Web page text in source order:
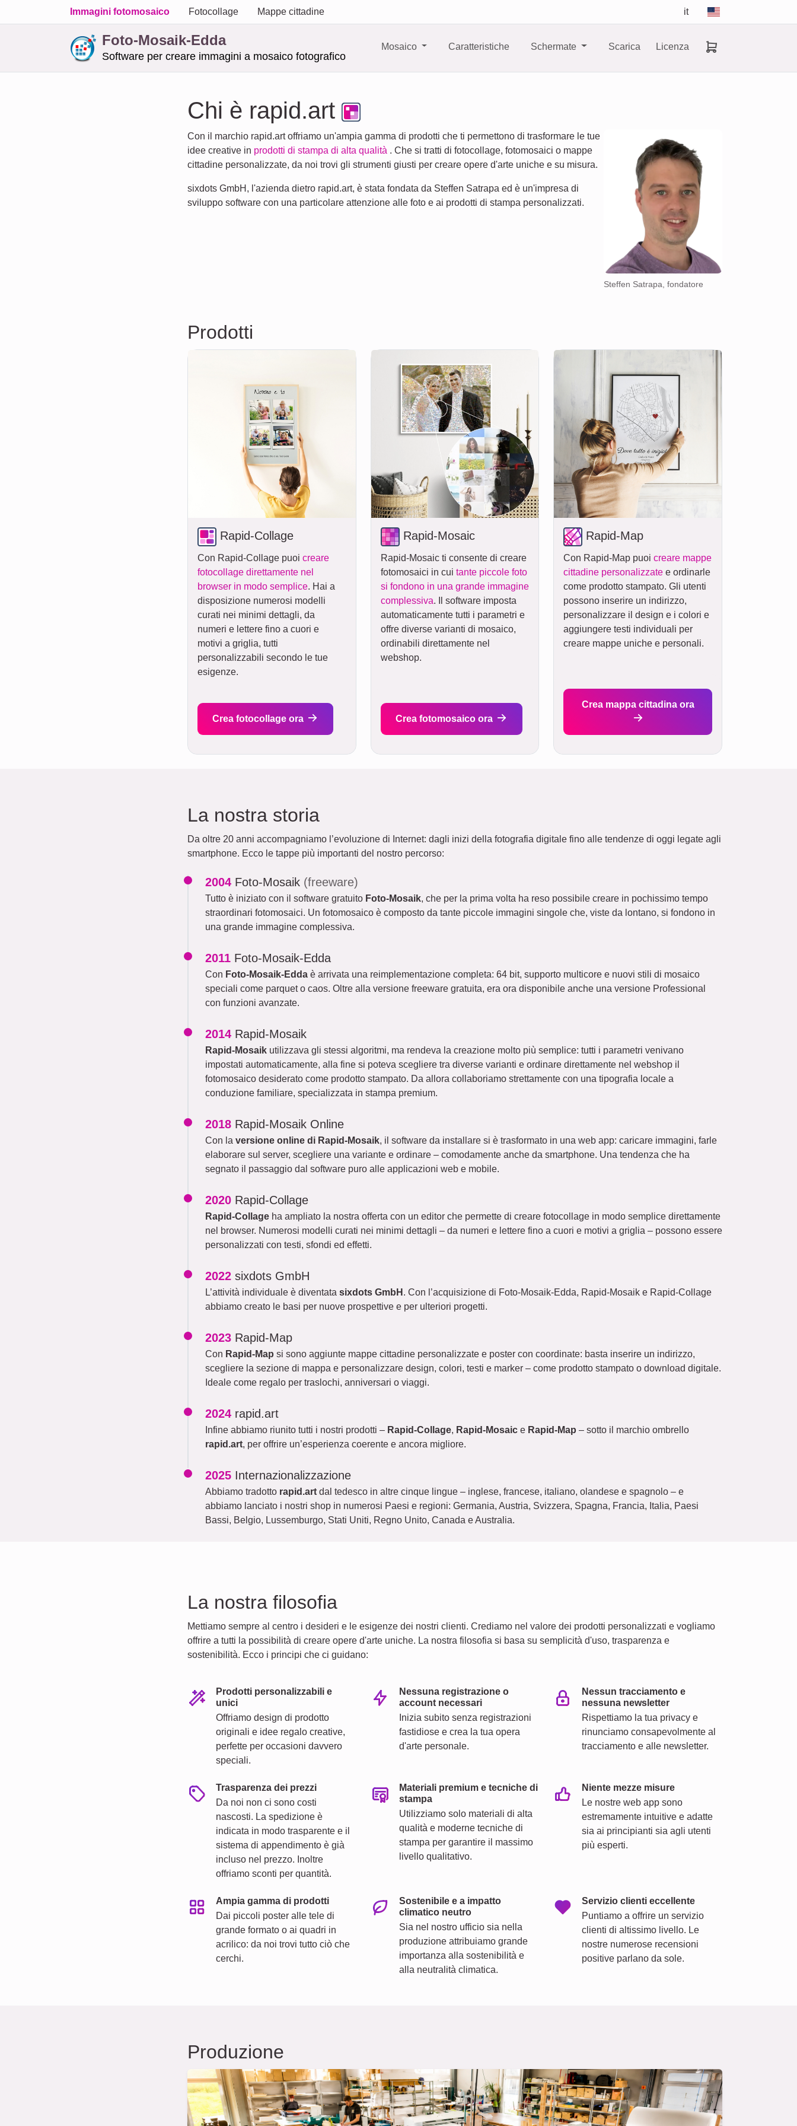
Immagini fotomosaico Fotocollage Mappe cittadine it
Foto-Mosaik-Edda
Software per creare immagini a mosaico fotografico
Mosaico Caratteristiche Schermate Scarica Licenza
Chi è rapid.art
Steffen Satrapa, fondatore
Con il marchio rapid.art offriamo un'ampia gamma di prodotti che ti permettono di trasformare le tue
idee creative in prodotti di stampa di alta qualità . Che si tratti di fotocollage, fotomosaici o mappe
cittadine personalizzate, da noi trovi gli strumenti giusti per creare opere d'arte uniche e su misura.
sixdots GmbH, l'azienda dietro rapid.art, è stata fondata da Steffen Satrapa ed è un'impresa di
sviluppo software con una particolare attenzione alle foto e ai prodotti di stampa personalizzati.
Prodotti
Rapid-Collage
Con Rapid-Collage puoi creare
fotocollage direttamente nel
browser in modo semplice. Hai a
disposizione numerosi modelli
curati nei minimi dettagli, da
numeri e lettere fino a cuori e
motivi a griglia, tutti
personalizzabili secondo le tue
esigenze.
Crea fotocollage ora
Rapid-Mosaic
Rapid-Mosaic ti consente di creare
fotomosaici in cui tante piccole foto
si fondono in una grande immagine
complessiva. Il software imposta
automaticamente tutti i parametri e
offre diverse varianti di mosaico,
ordinabili direttamente nel
webshop.
Crea fotomosaico ora
Rapid-Map
Con Rapid-Map puoicreare mappe
cittadine personalizzate e ordinarle
come prodotto stampato. Gli utenti
possono inserire un indirizzo,
personalizzare il design e i colori e
aggiungere testi individuali per
creare mappe uniche e personali.
Crea mappa cittadina ora
La nostra storia
Da oltre 20 anni accompagniamo l’evoluzione di Internet: dagli inizi della fotografia digitale fino alle tendenze di oggi legate agli
smartphone. Ecco le tappe più importanti del nostro percorso:
2004 Foto-Mosaik (freeware)
Tutto è iniziato con il software gratuito Foto-Mosaik, che per la prima volta ha reso possibile creare in pochissimo tempo
straordinari fotomosaici. Un fotomosaico è composto da tante piccole immagini singole che, viste da lontano, si fondono in
una grande immagine complessiva.
2011 Foto-Mosaik-Edda
Con Foto-Mosaik-Edda è arrivata una reimplementazione completa: 64 bit, supporto multicore e nuovi stili di mosaico
speciali come parquet o caos. Oltre alla versione freeware gratuita, era ora disponibile anche una versione Professional
con funzioni avanzate.
2014 Rapid-Mosaik
Rapid-Mosaik utilizzava gli stessi algoritmi, ma rendeva la creazione molto più semplice: tutti i parametri venivano
impostati automaticamente, alla fine si poteva scegliere tra diverse varianti e ordinare direttamente nel webshop il
fotomosaico desiderato come prodotto stampato. Da allora collaboriamo strettamente con una tipografia locale a
conduzione familiare, specializzata in stampa premium.
2018 Rapid-Mosaik Online
Con la versione online di Rapid-Mosaik, il software da installare si è trasformato in una web app: caricare immagini, farle
elaborare sul server, scegliere una variante e ordinare – comodamente anche da smartphone. Una tendenza che ha
segnato il passaggio dal software puro alle applicazioni web e mobile.
2020 Rapid-Collage
Rapid-Collage ha ampliato la nostra offerta con un editor che permette di creare fotocollage in modo semplice direttamente
nel browser. Numerosi modelli curati nei minimi dettagli – da numeri e lettere fino a cuori e motivi a griglia – possono essere
personalizzati con testi, sfondi ed effetti.
2022 sixdots GmbH
L’attività individuale è diventata sixdots GmbH . Con l’acquisizione di Foto-Mosaik-Edda, Rapid-Mosaik e Rapid-Collage
abbiamo creato le basi per nuove prospettive e per ulteriori progetti.
2023 Rapid-Map
Con Rapid-Map si sono aggiunte mappe cittadine personalizzate e poster con coordinate: basta inserire un indirizzo,
scegliere la sezione di mappa e personalizzare design, colori, testi e marker – come prodotto stampato o download digitale.
Ideale come regalo per traslochi, anniversari o viaggi.
2024 rapid.art
Infine abbiamo riunito tutti i nostri prodotti – Rapid-Collage, Rapid-Mosaic e Rapid-Map – sotto il marchio ombrello
rapid.art, per offrire un’esperienza coerente e ancora migliore.
2025 Internazionalizzazione
Abbiamo tradotto rapid.art dal tedesco in altre cinque lingue – inglese, francese, italiano, olandese e spagnolo – e
abbiamo lanciato i nostri shop in numerosi Paesi e regioni: Germania, Austria, Svizzera, Spagna, Francia, Italia, Paesi
Bassi, Belgio, Lussemburgo, Stati Uniti, Regno Unito, Canada e Australia.
La nostra filosofia
Mettiamo sempre al centro i desideri e le esigenze dei nostri clienti. Crediamo nel valore dei prodotti personalizzati e vogliamo
offrire a tutti la possibilità di creare opere d'arte uniche. La nostra filosofia si basa su semplicità d'uso, trasparenza e
sostenibilità. Ecco i principi che ci guidano:
Prodotti personalizzabili e
unici
Offriamo design di prodotto
originali e idee regalo creative,
perfette per occasioni davvero
speciali.
Nessuna registrazione o
account necessari
Inizia subito senza registrazioni
fastidiose e crea la tua opera
d'arte personale.
Nessun tracciamento e
nessuna newsletter
Rispettiamo la tua privacy e
rinunciamo consapevolmente al
tracciamento e alle newsletter.
Trasparenza dei prezzi
Da noi non ci sono costi
nascosti. La spedizione è
indicata in modo trasparente e il
sistema di appendimento è già
incluso nel prezzo. Inoltre
offriamo sconti per quantità.
Materiali premium e tecniche di
stampa
Utilizziamo solo materiali di alta
qualità e moderne tecniche di
stampa per garantire il massimo
livello qualitativo.
Niente mezze misure
Le nostre web app sono
estremamente intuitive e adatte
sia ai principianti sia agli utenti
più esperti.
Ampia gamma di prodotti
Dai piccoli poster alle tele di
grande formato o ai quadri in
acrilico: da noi trovi tutto ciò che
cerchi.
Sostenibile e a impatto
climatico neutro
Sia nel nostro ufficio sia nella
produzione attribuiamo grande
importanza alla sostenibilità e
alla neutralità climatica.
Servizio clienti eccellente
Puntiamo a offrire un servizio
clienti di altissimo livello. Le
nostre numerose recensioni
positive parlano da sole.
Produzione